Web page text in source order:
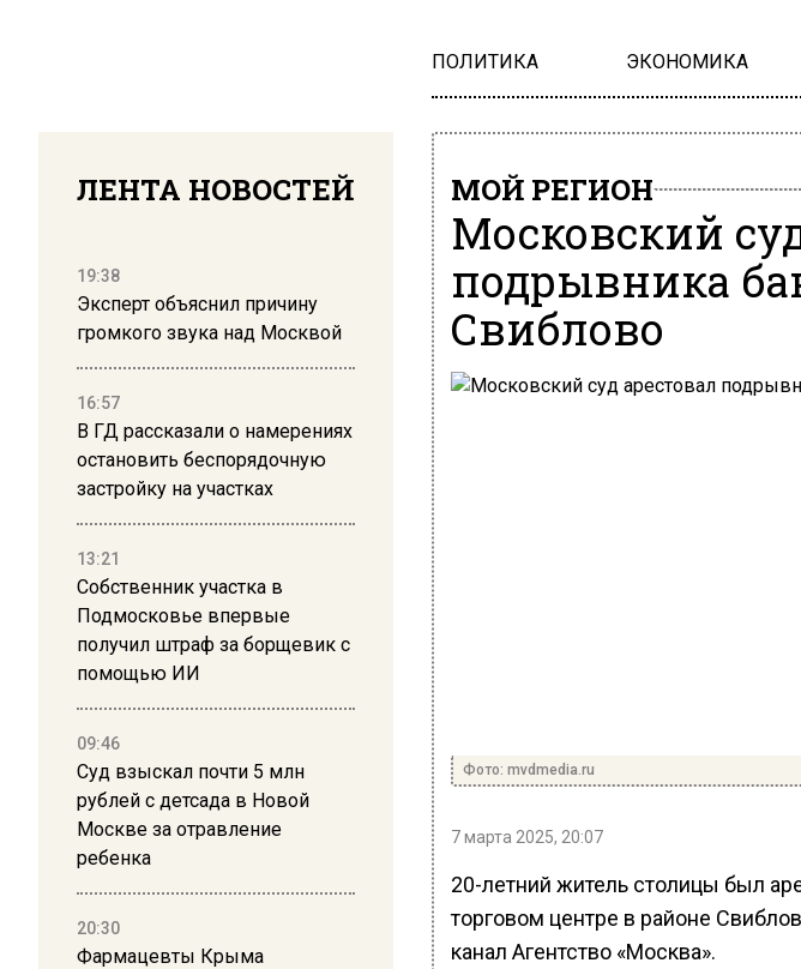
ПОЛИТИКА ЭКОНОМИКА
ЛЕНТА НОВОСТЕЙ
19:38
Эксперт объяснил причину
громкого звука над Москвой
16:57
В ГД рассказали о намерениях
остановить беспорядочную
застройку на участках
13:21
Собственник участка в
Подмосковье впервые
получил штраф за борщевик с
помощью ИИ
09:46
Суд взыскал почти 5 млн
рублей с детсада в Новой
Москве за отравление
ребенка
20:30
Фармацевты Крыма
МОЙ РЕГИОН
Московский
подрывника
Свиблово
Фото: mvdmedia.ru
7 марта 2025, 20:07
20-летний житель столицы был
торговом центре в районе
канал Агентство «Москва».